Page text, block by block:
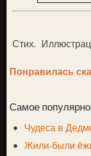
Стих.
Понравилась
Самое
Чудеса в
Жили-были